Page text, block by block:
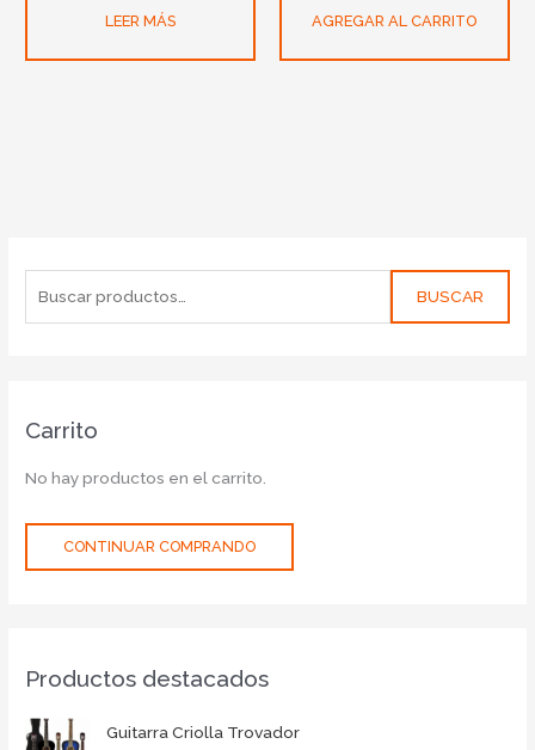
BUSCAR
Carrito
No hay productos en el carrito.
CONTINUAR COMPRANDO
Productos destacados
Guitarra Criolla Trovador
LEER MÁS AGREGAR AL CARRITO